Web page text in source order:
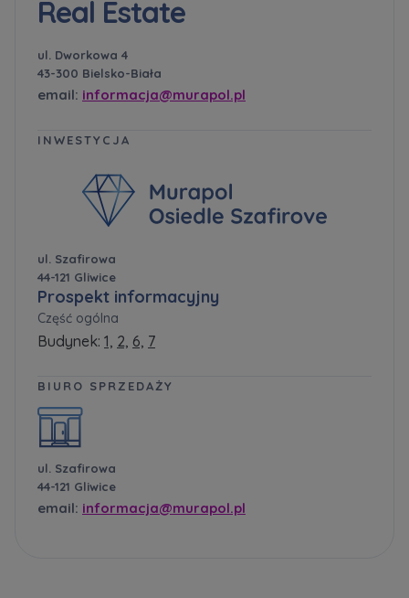
Real Estate
ul. Dworkowa 4
43-300 Bielsko-Biała
email: informacja@murapol.pl
INWESTYCJA
ul. Szafirowa
44-121 Gliwice
Prospekt informacyjny
Część ogólna
Budynek: 1, 2, 6, 7
BIURO SPRZEDAŻY
ul. Szafirowa
44-121 Gliwice
email: informacja@murapol.pl